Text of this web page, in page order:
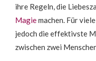
ihre Regeln, die
Magiemachen. Für
jedoch die effektivste
zwischen zwei